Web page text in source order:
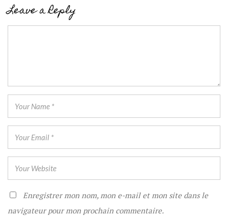
Leave a Reply
Enregistrer mon nom, mon e-mail et mon site dans le
navigateur pour mon prochain commentaire.